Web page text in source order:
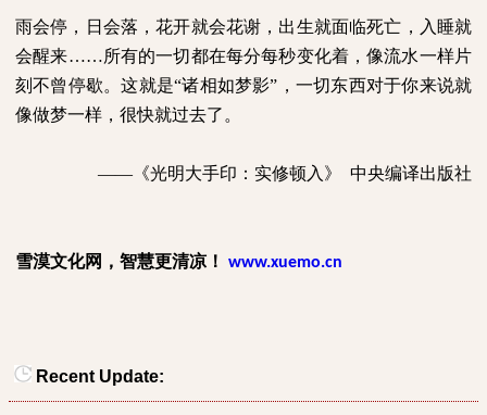
雨会停，日会落，花开就会花谢，出生就面临死亡，入睡就
会醒来……所有的一切都在每分每秒变化着，像流水一样片
刻不曾停歇。这就是“诸相如梦影”，一切东西对于你来说就
像做梦一样，很快就过去了。
——《光明大手印：实修顿入》 中央编译出版社
雪漠文化网，智慧更清凉！ www.xuemo.cn
Recent Update: